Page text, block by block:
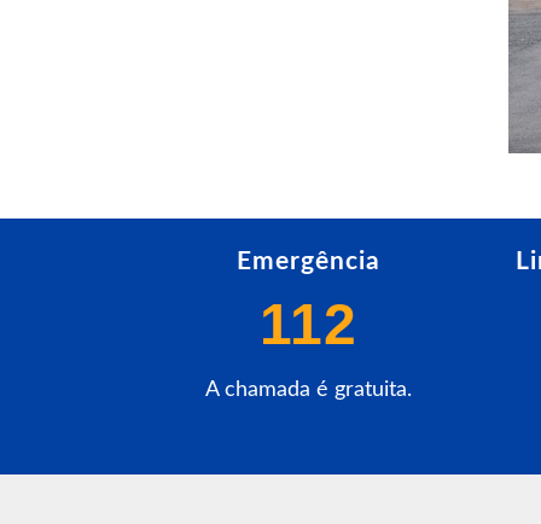
Emergência
112
A chamada é gratuita.